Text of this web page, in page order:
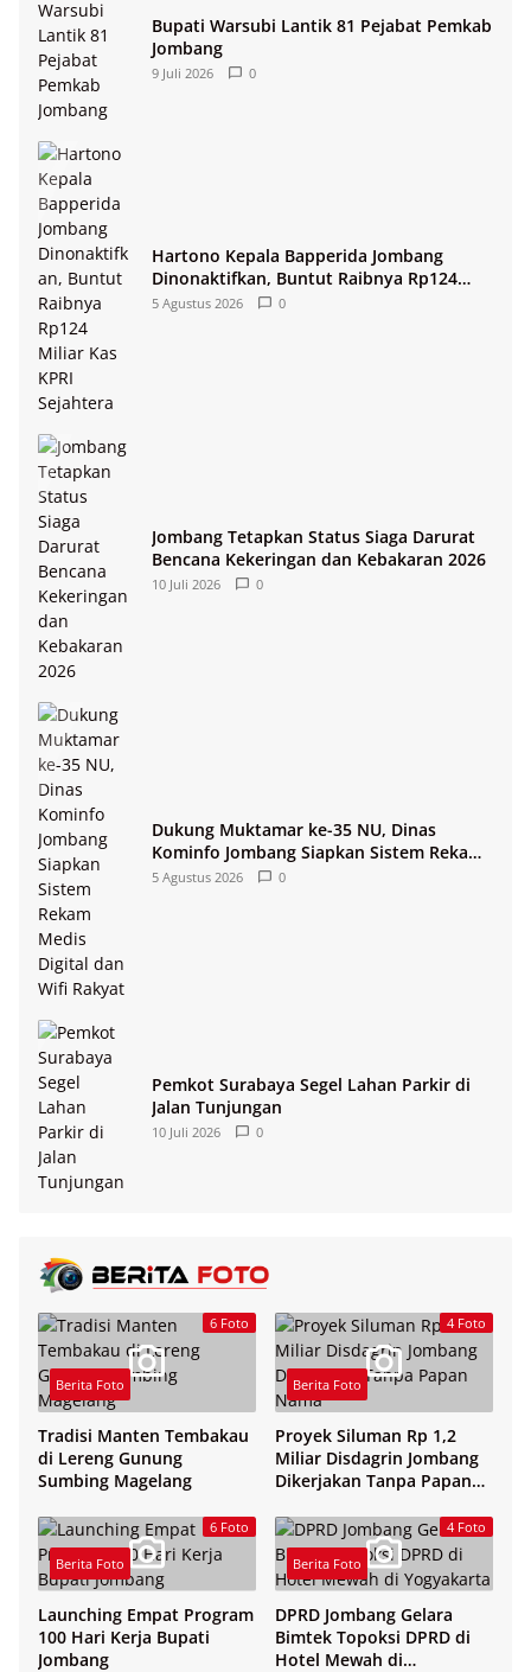
Bupati Warsubi Lantik 81 Pejabat Pemkab
Jombang
9 Juli 2026 0
Hartono Kepala Bapperida Jombang
Dinonaktifkan, Buntut Raibnya Rp124
Miliar Kas KPRI Sejahtera
5 Agustus 2026 0
Jombang Tetapkan Status Siaga Darurat
Bencana Kekeringan dan Kebakaran 2026
10 Juli 2026 0
Dukung Muktamar ke-35 NU, Dinas
Kominfo Jombang Siapkan Sistem Rekam
Medis Digital dan Wifi Rakyat
5 Agustus 2026 0
Pemkot Surabaya Segel Lahan Parkir di
Jalan Tunjungan
10 Juli 2026 0
6 Foto
Berita Foto
Tradisi Manten Tembakau
di Lereng Gunung
Sumbing Magelang
4 Foto
Berita Foto
Proyek Siluman Rp 1,2
Miliar Disdagrin Jombang
Dikerjakan Tanpa Papan
6 Foto
Berita Foto
Launching Empat Program
100 Hari Kerja Bupati
Jombang
4 Foto
Berita Foto
DPRD Jombang Gelara
Bimtek Topoksi DPRD di
Hotel Mewah di